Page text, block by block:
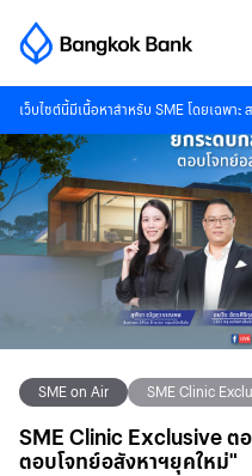
เว็บไซต์นี้มีเนื้อหาสำหรับ SME โดยเฉพาะ
SME on Air SME Clinic
SME Clinic Exclusive ต
ตอบโจทย์อสังหาฯยุคใหม่"